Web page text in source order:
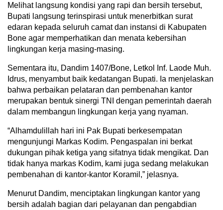
Melihat langsung kondisi yang rapi dan bersih tersebut,
Bupati langsung terinspirasi untuk menerbitkan surat
edaran kepada seluruh camat dan instansi di Kabupaten
Bone agar memperhatikan dan menata kebersihan
lingkungan kerja masing-masing.
Sementara itu, Dandim 1407/Bone, Letkol Inf. Laode Muh.
Idrus, menyambut baik kedatangan Bupati. Ia menjelaskan
bahwa perbaikan pelataran dan pembenahan kantor
merupakan bentuk sinergi TNI dengan pemerintah daerah
dalam membangun lingkungan kerja yang nyaman.
“Alhamdulillah hari ini Pak Bupati berkesempatan
mengunjungi Markas Kodim. Pengaspalan ini berkat
dukungan pihak ketiga yang sifatnya tidak mengikat. Dan
tidak hanya markas Kodim, kami juga sedang melakukan
pembenahan di kantor-kantor Koramil,” jelasnya.
Menurut Dandim, menciptakan lingkungan kantor yang
bersih adalah bagian dari pelayanan dan pengabdian